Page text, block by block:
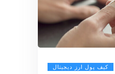
کیف پول ارز دیجیتال